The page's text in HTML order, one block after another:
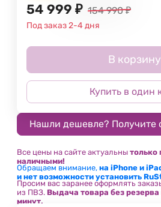
54 999 ₽ 154 990 ₽
Под заказ 2-4 дня
В корзину
Купить в один
Все цены на сайте актуальны только
наличными!
Обращаем внимание, на iPhone и
и нет возможности установить
Просим вас заранее оформлять
из ПВЗ. Выдача товара без
минут.